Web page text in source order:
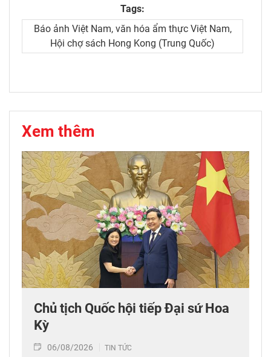
Tags:
Báo ảnh Việt Nam, văn hóa ẩm thực Việt Nam,
Hội chợ sách Hong Kong (Trung Quốc)
Xem thêm
Chủ tịch Quốc hội tiếp Đại sứ Hoa
Kỳ
06/08/2026 TIN TỨC